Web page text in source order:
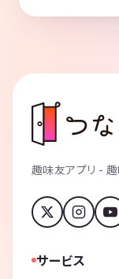
趣味友アプリ - 趣
サービス